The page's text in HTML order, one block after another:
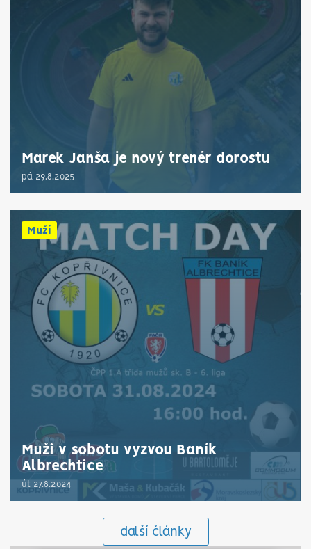
Marek Janša je nový trenér dorostu
pá 29.8.2025
Muži
Muži v sobotu vyzvou Baník
Albrechtice
út 27.8.2024
další články